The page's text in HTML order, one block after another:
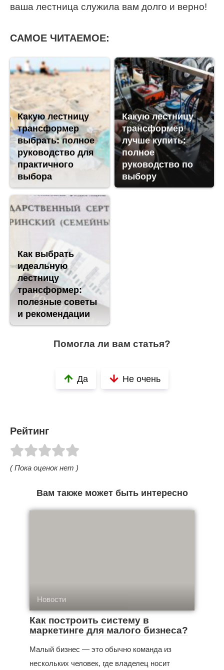
ваша лестница служила вам долго и верно!
САМОЕ ЧИТАЕМОЕ:
Какую лестницу
трансформер
выбрать: полное
руководство для
практичного
выбора
Какую лестницу
трансформер
лучше купить:
полное
руководство по
выбору
Как выбрать
идеальную
лестницу
трансформер:
полезные советы
и рекомендации
Помогла ли вам статья?
Да Не очень
Рейтинг
( Пока оценок нет )
Вам также может быть интересно
Новости
Как построить систему в
маркетинге для малого бизнеса?
Малый бизнес — это обычно команда из
нескольких человек, где владелец носит